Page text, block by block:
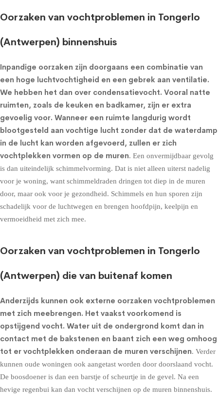
Oorzaken van vochtproblemen in Tongerlo
(Antwerpen) binnenshuis
Inpandige oorzaken zijn doorgaans een combinatie van
een hoge luchtvochtigheid en een gebrek aan ventilatie.
We hebben het dan over condensatievocht. Vooral natte
ruimten, zoals de keuken en badkamer, zijn er extra
gevoelig voor. Wanneer een ruimte langdurig wordt
blootgesteld aan vochtige lucht zonder dat de waterdamp
in de lucht kan worden afgevoerd, zullen er zich
vochtplekken vormen op de muren. Een onvermijdbaar gevolg
is dan uiteindelijk schimmelvorming. Dat is niet alleen uiterst nadelig
voor je woning, want schimmeldraden dringen tot diep in de muren
door, maar ook voor je gezondheid. Schimmels en hun sporen zijn
schadelijk voor de luchtwegen en brengen hoofdpijn, keelpijn en
vermoeidheid met zich mee.
Oorzaken van vochtproblemen in Tongerlo
(Antwerpen) die van buitenaf komen
Anderzijds kunnen ook externe oorzaken vochtproblemen
met zich meebrengen. Het vaakst voorkomend is
opstijgend vocht. Water uit de ondergrond komt dan in
contact met de bakstenen en baant zich een weg omhoog
tot er vochtplekken onderaan de muren verschijnen. Verder
kunnen oude woningen ook aangetast worden door doorslaand vocht.
De boosdoener is dan een barstje of scheurtje in de gevel. Na een
hevige regenbui kan dan vocht verschijnen op de muren binnenshuis.